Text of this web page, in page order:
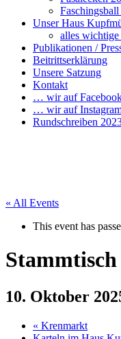
Unser Haus
alles
Publikationen /
Beitrittserklärung
Unsere Satzung
Kontakt
… wir auf
… wir auf
Rundschreiben
« All Events
This event has
Stammtisch
10. Oktober
« Krenmarkt